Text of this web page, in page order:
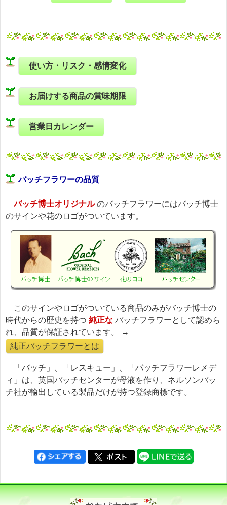
使い方・リスク・感情変化
お届けする商品の賞味期限
営業日カレンダー
バッチフラワーの品質
バッチ博士オリジナルのバッチフラワーにはバッチ博士
のサインや花のロゴがついています。
このサインやロゴがついている商品のみがバッチ博士の
時代からの歴史を持つ 純正な バッチフラワーとして認めら
れ、品質が保証されています。 →
純正バッチフラワーとは
「バッチ」、「レスキュー」、「バッチフラワーレメデ
ィ」は、英国バッチセンターが母液を作り、ネルソンバッ
チ社が輸出している製品だけが持つ登録商標です。